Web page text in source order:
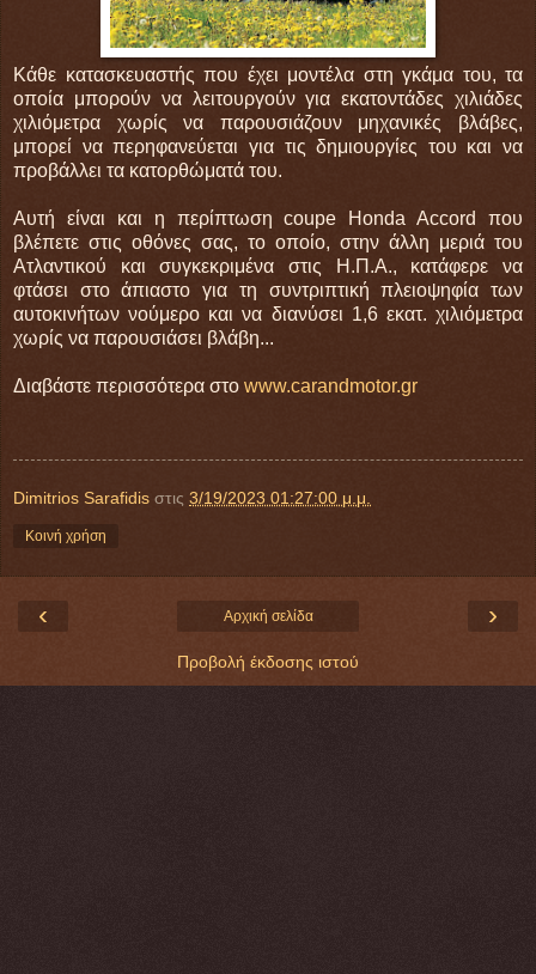
Κάθε κατασκευαστής που έχει μοντέλα στη γκάμα του, τα
οποία μπορούν να λειτουργούν για εκατοντάδες χιλιάδες
χιλιόμετρα χωρίς να παρουσιάζουν μηχανικές βλάβες,
μπορεί να περηφανεύεται για τις δημιουργίες του και να
προβάλλει τα κατορθώματά του.
Αυτή είναι και η περίπτωση coupe Honda Accord που
βλέπετε στις οθόνες σας, το οποίο, στην άλλη μεριά του
Ατλαντικού και συγκεκριμένα στις Η.Π.Α., κατάφερε να
φτάσει στο άπιαστο για τη συντριπτική πλειοψηφία των
αυτοκινήτων νούμερο και να διανύσει 1,6 εκατ. χιλιόμετρα
χωρίς να παρουσιάσει βλάβη...
Διαβάστε περισσότερα στο www.carandmotor.gr
Dimitrios Sarafidis στις 3/19/2023 01:27:00 μ.μ.
Κοινή χρήση
‹ ›
Αρχική σελίδα
Προβολή έκδοσης ιστού